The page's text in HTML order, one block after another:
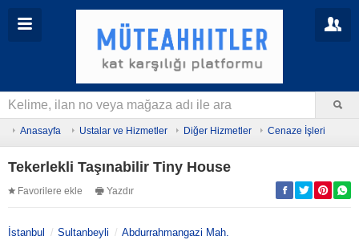
Anasayfa Ustalar ve Hizmetler Diğer Hizmetler Cenaze İşleri
Tekerlekli Taşınabilir Tiny House
Favorilere ekle Yazdır
İstanbul Sultanbeyli Abdurrahmangazi Mah.